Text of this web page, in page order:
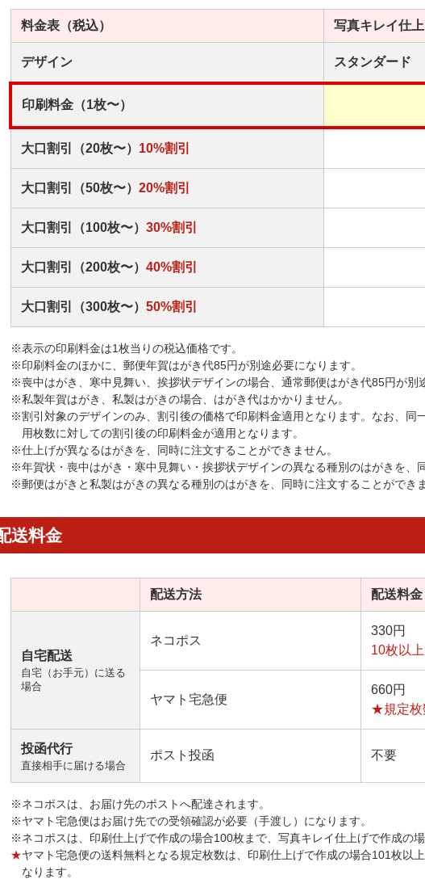
料金表 （税込） 写真キレイ仕
デザイン スタンダード
印刷料金（1枚〜）
大口割引（20枚〜） 10%割引
大口割引（50枚〜） 20%割引
大口割引（100枚〜） 30%割引
大口割引（200枚〜） 40%割引
大口割引（300枚〜） 50%割引
※表示の印刷料金は1枚当りの税込価格です。
※印刷料金のほかに、郵便年賀はがき代85円が別途必要になります。
※喪中はがき、寒中見舞い、挨拶状デザインの場合、通常郵便はがき代85円が別
※私製年賀はがき、私製はがきの場合、はがき代はかかりません。
※割引対象のデザインのみ、割引後の価格で印刷料金適用となります。なお、
用枚数に対しての割引後の印刷料金が適用となります。
※仕上げが異なるはがきを、同時に注文することができません。
※年賀状・喪中はがき・寒中見舞い・挨拶状デザインの異なる種別のはがきを、
※郵便はがきと私製はがきの異なる種別のはがきを、同時に注文することができ
送料金
配送方法 配送料金
自宅配送
自宅（お手元）に送る
場合
ネコポス
330円
10枚以
ヤマト宅急便
660円
★規定枚
投函代行
直接相手に届ける場合
ポスト投函 不要
※ネコポスは、お届け先のポストへ配達されます。
※ヤマト宅急便はお届け先での受領確認が必要（手渡し）になります。
※ネコポスは、印刷仕上げで作成の場合100枚まで、写真キレイ仕上げで作成の
★ヤマト宅急便の送料無料となる規定枚数は、印刷仕上げで作成の場合101枚以
なります。